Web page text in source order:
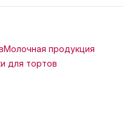
Молочная продукция
для тортов